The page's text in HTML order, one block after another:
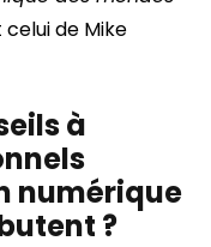
de Mike
à
numérique
?